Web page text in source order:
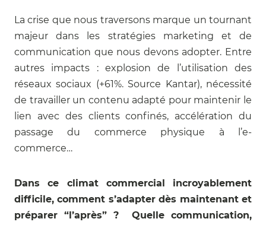
La crise que nous traversons marque un tournant
majeur dans les stratégies marketing et de
communication que nous devons adopter. Entre
autres impacts : explosion de l’utilisation des
réseaux sociaux (+61%. Source Kantar), nécessité
de travailler un contenu adapté pour maintenir le
lien avec des clients confinés, accélération du
passage du commerce physique à l’e-
commerce…
Dans ce climat commercial incroyablement
difficile, comment s’adapter dès maintenant et
préparer “l’après” ? Quelle communication,